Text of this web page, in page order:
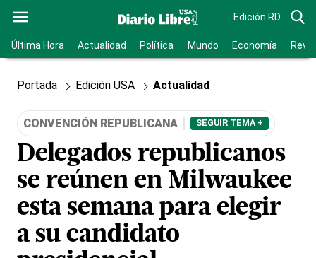
Edición RD
Última Hora Actualidad Política Mundo Economía
Portada Edición USA Actualidad
CONVENCIÓN REPUBLICANA SEGUIR TEMA +
Delegados republicanos
se reúnen en Milwaukee
esta semana para elegir
a su candidato